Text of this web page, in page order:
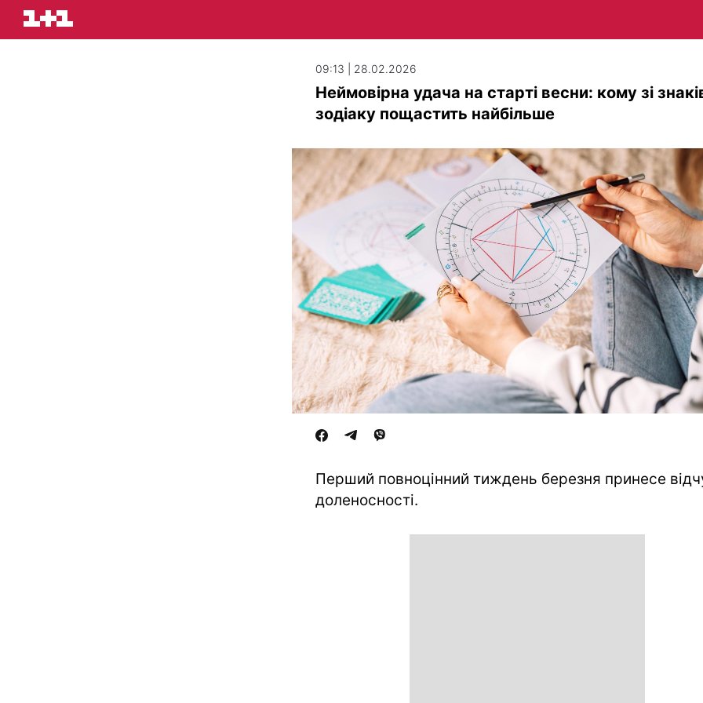
09:13 | 28.02.2026
Неймовірна удача на старті весни: кому зі
зодіаку пощастить найбільше
Перший повноцінний тиждень березня принесе
доленосності.